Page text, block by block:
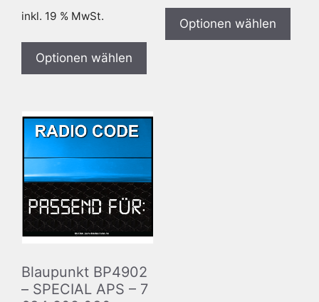
inkl. 19 % MwSt.
Optionen wählen
Optionen wählen
Blaupunkt BP4902
– SPECIAL APS – 7